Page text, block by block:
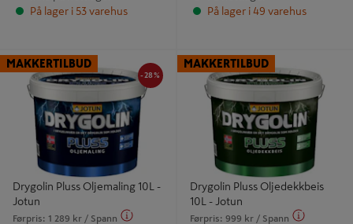
På lager i 53 varehus
På lager i 49 varehus
Drygolin Pluss Oljemaling 10L -
Jotun
-28%
Drygolin Pluss Oljemaling 10L -
Jotun
Førpris: 1 289 kr / Spann
MAKKERTILBUD
Drygolin Pluss Oljedekkbeis 10L -
Jotun
Drygolin Pluss Oljedekkbeis
10L - Jotun
Førpris: 999 kr / Spann
MAKKERTILBUD